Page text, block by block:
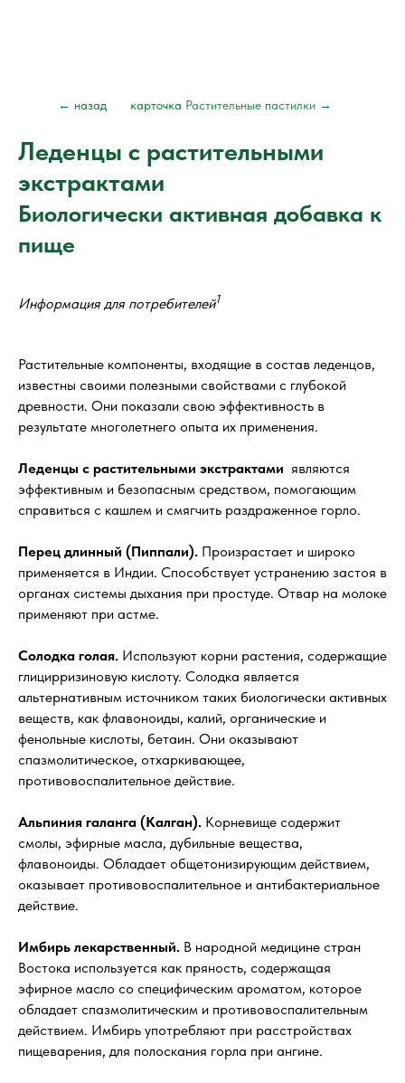
карточка Растительные пастилки →
← назад
Леденцы с растительными
экстрактами
Биологически активная добавка к
пище
Информация для потребителей1
Растительные компоненты, входящие в состав леденцов,
известны своими полезными свойствами с глубокой
древности. Они показали свою эффективность в
результате многолетнего опыта их применения.
Леденцы с растительными экстрактами являются
эффективным и безопасным средством, помогающим
справиться с кашлем и смягчить раздраженное горло.
Перец длинный (Пиппали). Произрастает и широко
применяется в Индии. Способствует устранению застоя в
органах системы дыхания при простуде. Отвар на молоке
применяют при астме.
Солодка голая. Используют корни растения, содержащие
глицирризиновую кислоту. Солодка является
альтернативным источником таких биологически активных
веществ, как флавоноиды, калий, органические и
фенольные кислоты, бетаин. Они оказывают
спазмолитическое, отхаркивающее,
противовоспалительное действие.
Альпиния галанга (Калган). Корневище содержит
смолы, эфирные масла, дубильные вещества,
флавоноиды. Обладает общетонизирующим действием,
оказывает противовоспалительное и антибактериальное
действие.
Имбирь лекарственный. В народной медицине стран
Востока используется как пряность, содержащая
эфирное масло со специфическим ароматом, которое
обладает спазмолитическим и противовоспалительным
действием. Имбирь употребляют при расстройствах
пищеварения, для полоскания горла при ангине.